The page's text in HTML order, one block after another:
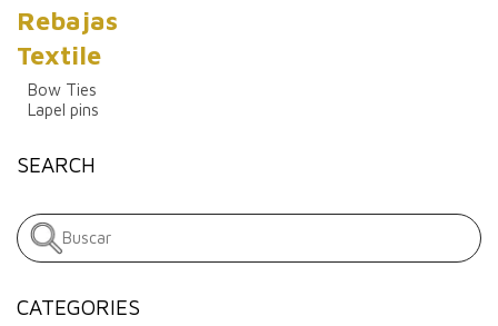
Rebajas
Textile
Bow Ties
Lapel pins
SEARCH
CATEGORIES